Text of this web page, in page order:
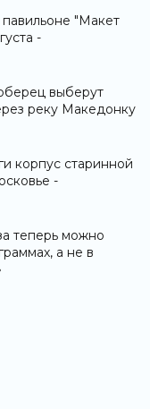
павильоне "Макет
-
выберут
реку Македонку
корпус старинной
-
теперь можно
а не в